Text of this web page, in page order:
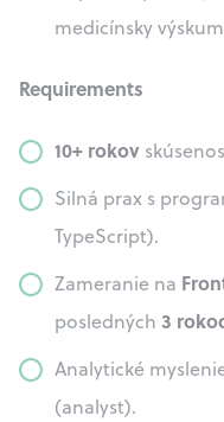
medicínsky
Requirements
10+ rokov
Silná prax s
TypeScript).
Zameranie na
posledných 3
Analytické
(analyst).